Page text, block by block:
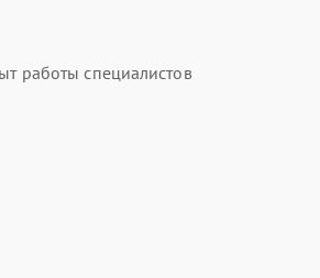
работы специалистов